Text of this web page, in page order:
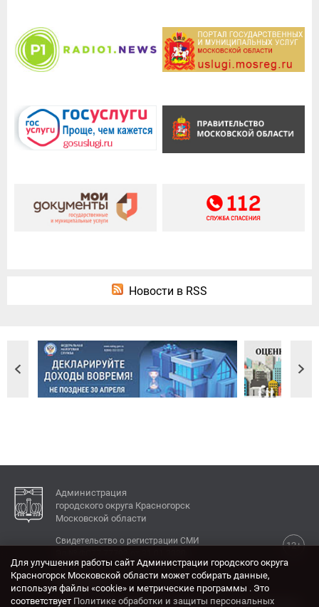
Новости в RSS
Администрация
городского округа Красногорск
Московской области
12+
Свидетельство о регистрации СМИ
КОНТАКТЫ
Адрес: 143404, Московская область, г. Красногорск,
Для улучшения работы сайт Администрации городского округа
Красногорск Московской области может собирать данные,
используя файлы «cookie» и метрические программы . Это
соответствует Политике обработки и защиты персональных